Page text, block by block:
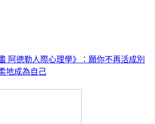
阿德勒人際心理學》：願你不再活成別
地成為自己